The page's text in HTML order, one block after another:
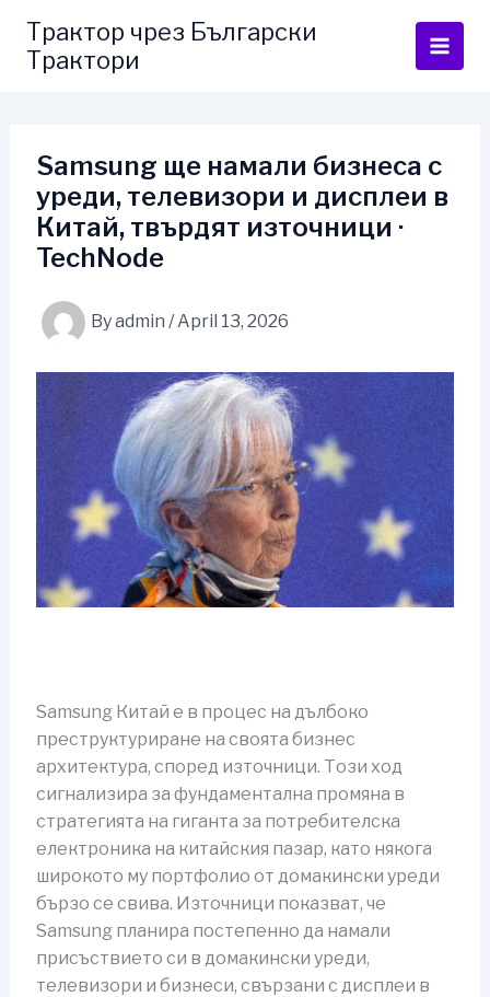
content
Трактор чрез Български
Трактори
Samsung ще намали бизнеса с
уреди, телевизори и дисплеи в
Китай, твърдят източници ·
TechNode
Byadmin /April 13, 2026
Samsung Китай е в процес на дълбоко
преструктуриране на своята бизнес
архитектура, според източници. Този ход
сигнализира за фундаментална промяна в
стратегията на гиганта за потребителска
електроника на китайския пазар, като някога
широкото му портфолио от домакински уреди
бързо се свива. Източници показват, че
Samsung планира постепенно да намали
присъствието си в домакински уреди,
телевизори и бизнеси, свързани с дисплеи в